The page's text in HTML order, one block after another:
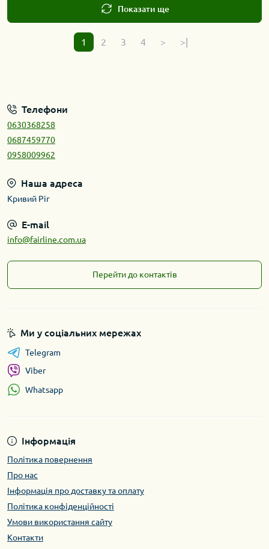
Показати ще
1 2 3 4 > >|
Телефони
0630368258
0687459770
0958009962
Наша адреса
Кривий Ріг
E-mail
info@fairline.com.ua
Перейти до контактів
Інформація
Політика повернення
Про нас
Інформація про доставку та оплату
Політика конфіденційності
Умови використання сайту
Контакти
Ми у соціальних мережах
Telegram
Viber
Whatsapp